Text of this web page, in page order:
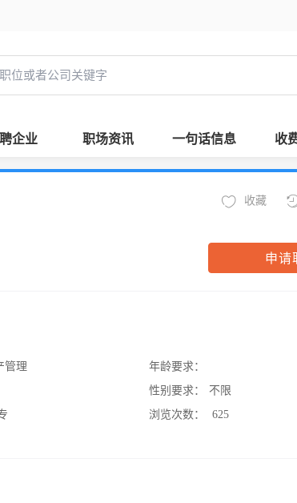
企业 职场资讯 一句话信息 收
收藏
申请
管理
年龄要求：
性别要求：
不限
浏览次数：
625